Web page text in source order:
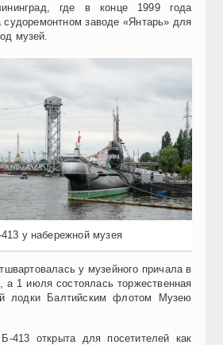
где в конце 1999 года
судоремонтном заводе «Янтарь» для
музей.
у набережной музея
у музейного причала в
а 1 июля состоялась торжественная
лодки Балтийским флотом Музею
413 открыта для посетителей как